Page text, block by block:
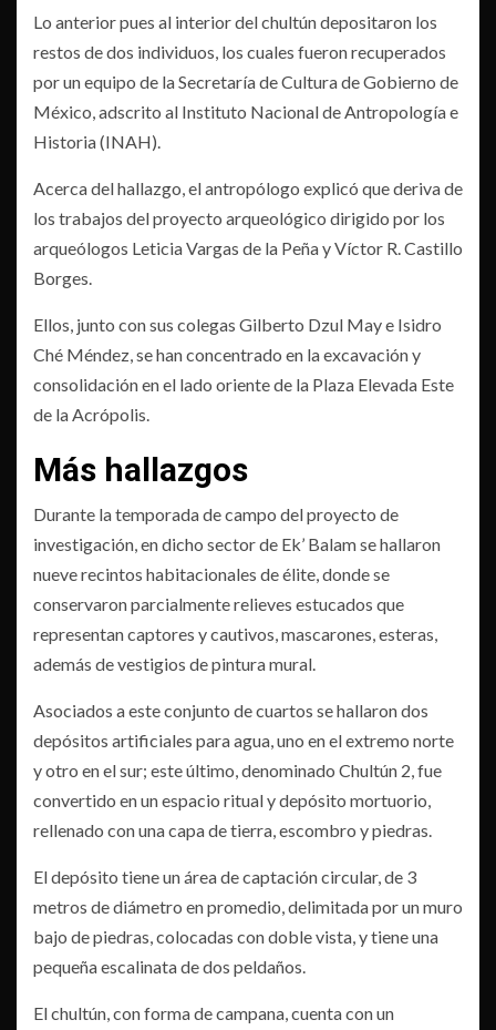
Lo anterior pues al interior del chultún depositaron los
restos de dos individuos, los cuales fueron recuperados
por un equipo de la Secretaría de Cultura de Gobierno de
México, adscrito al Instituto Nacional de Antropología e
Historia (INAH).
Acerca del hallazgo, el antropólogo explicó que deriva de
los trabajos del proyecto arqueológico dirigido por los
arqueólogos Leticia Vargas de la Peña y Víctor R. Castillo
Borges.
Ellos, junto con sus colegas Gilberto Dzul May e Isidro
Ché Méndez, se han concentrado en la excavación y
consolidación en el lado oriente de la Plaza Elevada Este
de la Acrópolis.
Más hallazgos
Durante la temporada de campo del proyecto de
investigación, en dicho sector de Ek’ Balam se hallaron
nueve recintos habitacionales de élite, donde se
conservaron parcialmente relieves estucados que
representan captores y cautivos, mascarones, esteras,
además de vestigios de pintura mural.
Asociados a este conjunto de cuartos se hallaron dos
depósitos artificiales para agua, uno en el extremo norte
y otro en el sur; este último, denominado Chultún 2, fue
convertido en un espacio ritual y depósito mortuorio,
rellenado con una capa de tierra, escombro y piedras.
El depósito tiene un área de captación circular, de 3
metros de diámetro en promedio, delimitada por un muro
bajo de piedras, colocadas con doble vista, y tiene una
pequeña escalinata de dos peldaños.
El chultún, con forma de campana, cuenta con un